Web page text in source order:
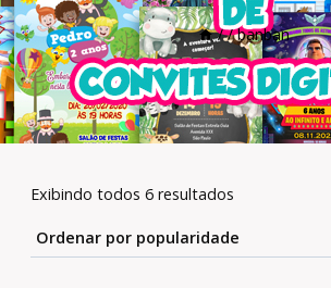
/ / banban
Exibindo todos 6 resultados